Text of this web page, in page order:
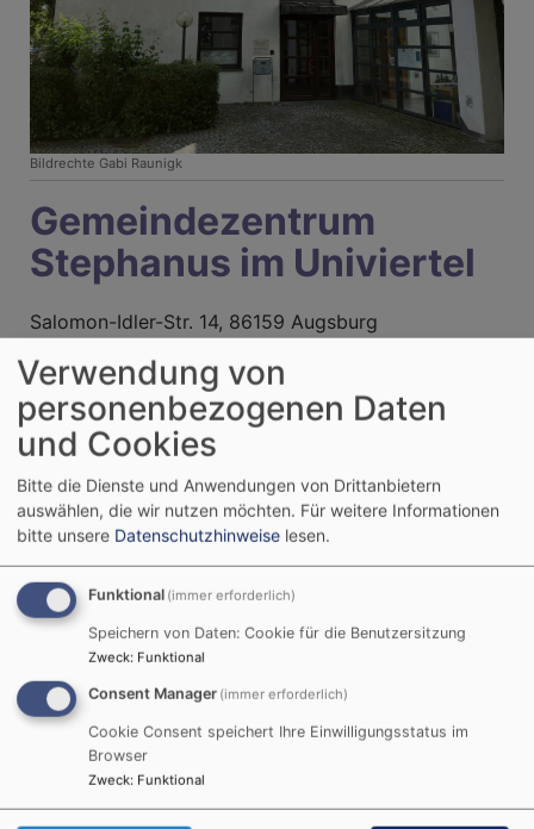
Bildrechte Gabi Raunigk
Gemeindezentrum
Stephanus im Univiertel
Salomon-Idler-Str. 14, 86159 Augsburg
Eingang zur Kirche über Europaplatz
Eingang Salomon-Idler-Straße
PfarrbüroTüre links
Pfarrassistentin Inessa Damm jeweils Di und Mi
8.30-12.30
Pfarrer Rainer Piscalar, bitte Termin vereinbaren
Büro Diakonin , Türe rechts
Diakonin Gabi Raunigk, bitte Termin vereinbaren
Gemeindezentrum
Verwendung von
personenbezogenen Daten
und Cookies
Bitte die Dienste und Anwendungen von Drittanbietern
auswählen, die wir nutzen möchten. Für weitere Informationen
bitte unsere Datenschutzhinweise lesen.
Funktional (immer erforderlich)
Speichern von Daten: Cookie für die Benutzersitzung
Zweck: Funktional
Consent Manager (immer erforderlich)
Cookie Consent speichert Ihre Einwilligungsstatus im
Browser
Zweck: Funktional